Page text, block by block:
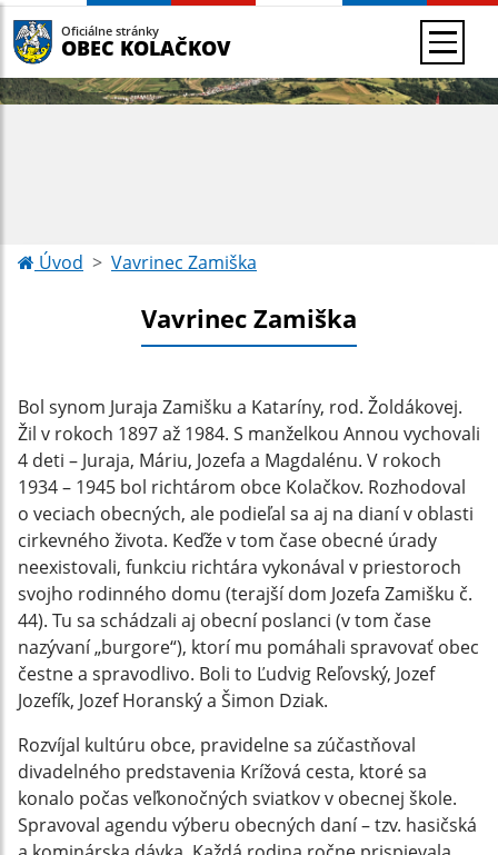
Oficiálne stránky
OBEC KOLAČKOV
Úvod Vavrinec Zamiška
Vavrinec Zamiška
Bol synom Juraja Zamišku a Kataríny, rod. Žoldákovej.
Žil v rokoch 1897 až 1984. S manželkou Annou vychovali
4 deti – Juraja, Máriu, Jozefa a Magdalénu. V rokoch
1934 – 1945 bol richtárom obce Kolačkov. Rozhodoval
o veciach obecných, ale podieľal sa aj na dianí v oblasti
cirkevného života. Keďže v tom čase obecné úrady
neexistovali, funkciu richtára vykonával v priestoroch
svojho rodinného domu (terajší dom Jozefa Zamišku č.
44). Tu sa schádzali aj obecní poslanci (v tom čase
nazývaní „burgore“), ktorí mu pomáhali spravovať obec
čestne a spravodlivo. Boli to Ľudvig Reľovský, Jozef
Jozefík, Jozef Horanský a Šimon Dziak.
Rozvíjal kultúru obce, pravidelne sa zúčastňoval
divadelného predstavenia Krížová cesta, ktoré sa
konalo počas veľkonočných sviatkov v obecnej škole.
Spravoval agendu výberu obecných daní – tzv. hasičská